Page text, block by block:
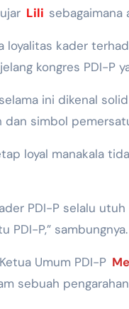
Lili sebagaimana
loyalitas kader
kongres PDI-P
ini dikenal
dan simbol
loyal manakala
PDI-P selalu
PDI-P,” sambungnya.
Umum PDI-P
sebuah